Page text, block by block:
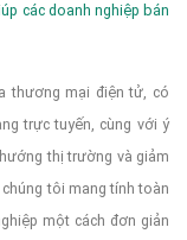
các doanh nghiệp bán
thương mại điện tử, có
trực tuyến, cùng với ý
thị trường và giảm
tôi mang tính toàn
một cách đơn giản